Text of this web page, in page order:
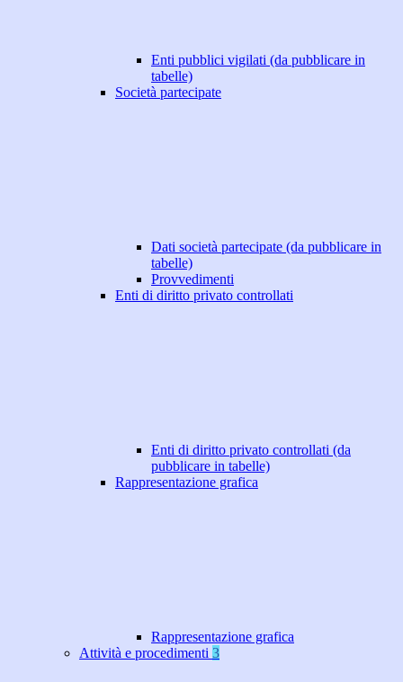
Enti pubblici vigilati (da pubblicare in
tabelle)
Società partecipate
Dati società partecipate (da pubblicare in
tabelle)
Provvedimenti
Enti di diritto privato controllati
Enti di diritto privato controllati (da
pubblicare in tabelle)
Rappresentazione grafica
Rappresentazione grafica
Attività e procedimenti 3